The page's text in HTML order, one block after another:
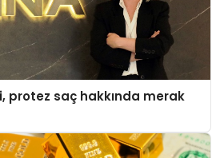
protez saç hakkında merak